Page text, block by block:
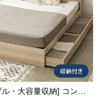
高さ
約10㎝
ル・大容量収納] コンセ